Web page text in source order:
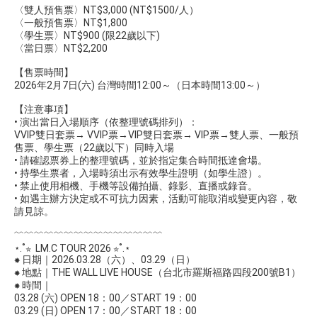
〈雙人預售票〉NT$3,000 (NT$1500/人）
〈一般預售票〉NT$1,800
〈學生票〉NT$900 (限22歲以下)
〈當日票〉NT$2,200
【售票時間】
2026年2月7日(六) 台灣時間12:00～（日本時間13:00～）
【注意事項】
• 演出當日入場順序（依整理號碼排列）：
VVIP雙日套票→ VVIP票→VIP雙日套票→ VIP票→雙人票、一般預
售票、學生票（22歲以下）同時入場
• 請確認票券上的整理號碼，並於指定集合時間抵達會場。
• 持學生票者，入場時須出示有效學生證明（如學生證）。
• 禁止使用相機、手機等設備拍攝、錄影、直播或錄音。
• 如遇主辦方決定或不可抗力因素，活動可能取消或變更內容，敬
請見諒。
﹌﹌﹌﹌﹌﹌﹌﹌﹌﹌﹌﹌﹌﹌﹌
⋆.˚✮ ​ LM.C TOUR 2026 ✮˚.⋆
✸ 日期｜2026.03.28（六）、03.29（日）
✸ 地點｜THE WALL LIVE HOUSE（台北市羅斯福路四段200號B1）
✸ 時間｜
03.28 (六) OPEN 18：00／START 19：00
03.29 (日) OPEN 17：00／START 18：00